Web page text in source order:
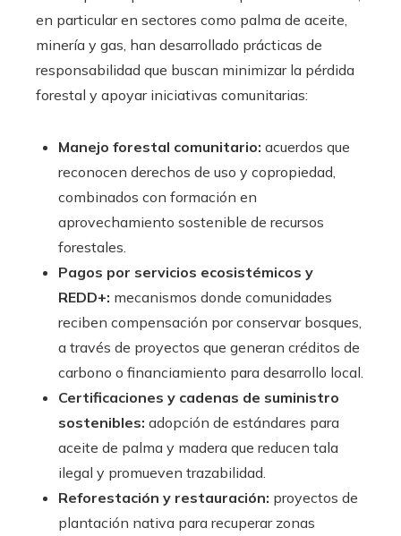
en particular en sectores como palma de aceite,
minería y gas, han desarrollado prácticas de
responsabilidad que buscan minimizar la pérdida
forestal y apoyar iniciativas comunitarias:
Manejo forestal comunitario: acuerdos que
reconocen derechos de uso y copropiedad,
combinados con formación en
aprovechamiento sostenible de recursos
forestales.
Pagos por servicios ecosistémicos y
REDD+: mecanismos donde comunidades
reciben compensación por conservar bosques,
a través de proyectos que generan créditos de
carbono o financiamiento para desarrollo local.
Certificaciones y cadenas de suministro
sostenibles: adopción de estándares para
aceite de palma y madera que reducen tala
ilegal y promueven trazabilidad.
Reforestación y restauración: proyectos de
plantación nativa para recuperar zonas